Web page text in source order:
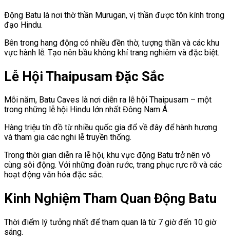
Động Batu là nơi thờ thần Murugan, vị thần được tôn kính trong
đạo Hindu.
Bên trong hang động có nhiều đền thờ, tượng thần và các khu
vực hành lễ. Tạo nên bầu không khí trang nghiêm và đặc biệt.
Lễ Hội Thaipusam Đặc Sắc
Mỗi năm, Batu Caves là nơi diễn ra lễ hội Thaipusam – một
trong những lễ hội Hindu lớn nhất Đông Nam Á.
Hàng triệu tín đồ từ nhiều quốc gia đổ về đây để hành hương
và tham gia các nghi lễ truyền thống.
Trong thời gian diễn ra lễ hội, khu vực động Batu trở nên vô
cùng sôi động. Với những đoàn rước, trang phục rực rỡ và các
hoạt động văn hóa đặc sắc.
Kinh Nghiệm Tham Quan Động Batu
Thời điểm lý tưởng nhất để tham quan là từ 7 giờ đến 10 giờ
sáng.